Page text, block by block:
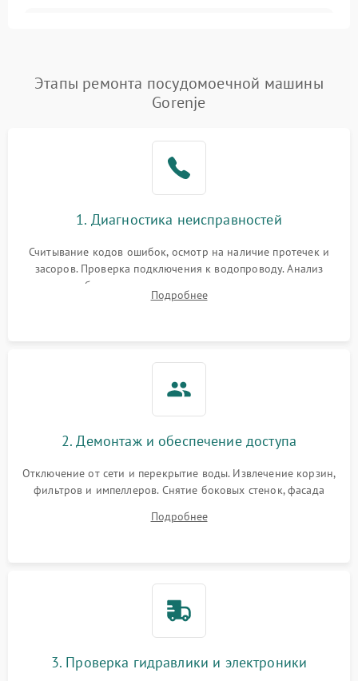
Проблемы с набором
воды
1800 ₽ Подробнее →
1700 ₽
циркуляционным насосом
2100 ₽ Подробнее →
Этапы ремонта посудомоечной машины
Gorenje
1. Диагностика неисправностей
Считывание кодов ошибок, осмотр на наличие протечек и
засоров. Проверка подключения к водопроводу. Анализ
жалоб на отсутствие слива, нагрева, вращения
разбрызгивателей или срабатывание системы защиты
Подробнее
2. Демонтаж и обеспечение доступа
Отключение от сети и перекрытие воды. Извлечение корзин,
фильтров и импеллеров. Снятие боковых стенок, фасада
циркуляционному насосу, ТЭНу и сливной помпе.
Подробнее
3. Проверка гидравлики и электроники